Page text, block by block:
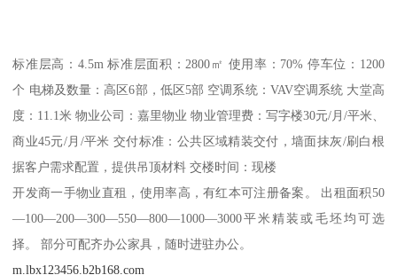
标准层高：4.5m 标准层面积：2800㎡ 使用率：70% 停车位：1200
个 电梯及数量：高区6部，低区5部 空调系统：VAV空调系统 大堂高
度：11.1米 物业公司：嘉里物业 物业管理费：写字楼30元/月/平米、
商业45元/月/平米 交付标准：公共区域精装交付，墙面抹灰/刷白根
据客户需求配置，提供吊顶材料 交楼时间：现楼
开发商一手物业直租，使用率高，有红本可注册备案。 出租面积50
—100—200—300—550—800—1000—3000平米精装或毛坯均可选
择。 部分可配齐办公家具，随时进驻办公。
m.lbx123456.b2b168.com